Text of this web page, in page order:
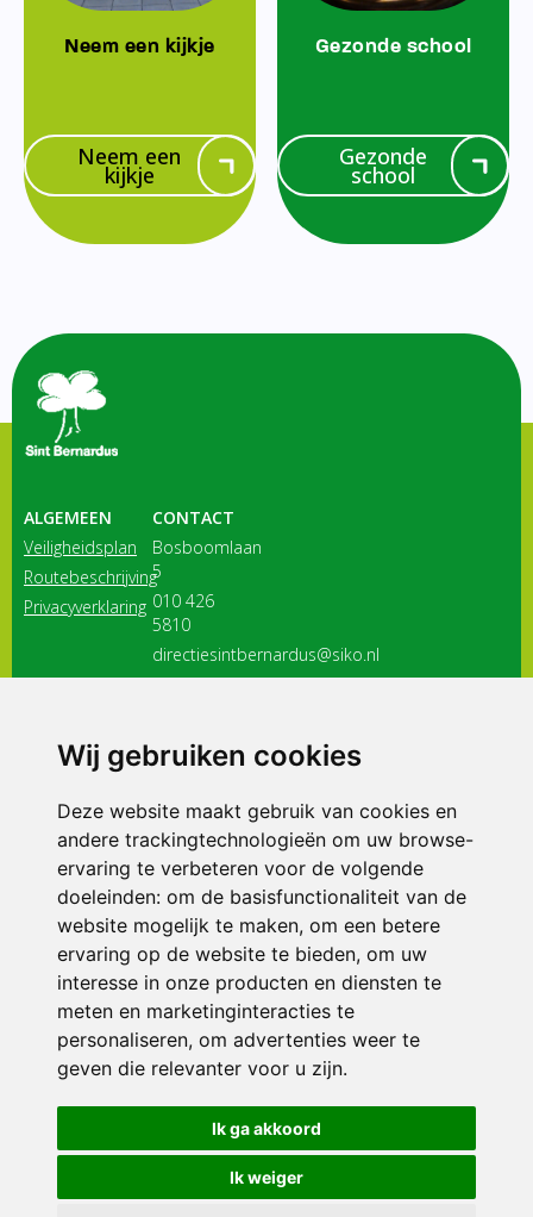
Wij gebruiken cookies
Deze website maakt gebruik van cookies en
andere trackingtechnologieën om uw browse-
ervaring te verbeteren voor de volgende
doeleinden: om de basisfunctionaliteit van de
website mogelijk te maken, om een betere
ervaring op de website te bieden, om uw
interesse in onze producten en diensten te
meten en marketinginteracties te
personaliseren, om advertenties weer te
geven die relevanter voor u zijn.
Ik ga akkoord
Ik weiger
Neem een kijkje
Neem een
kijkje
Gezonde school
Gezonde
school
ALGEMEEN
Veiligheidsplan
Routebeschrijving
Privacyverklaring
CONTACT
Bosboomlaan
5
010 426
5810
directiesintbernardus@siko.nl
3116 JB
ONDERDEEL VAN
© 2026 Sint Bernardus | Alle rechten voorbehouden
Privacy policy|Disclaimer| Klachtenregeling|RSIN en Anbi
voorkeuren
Crealisatie The MindOffice